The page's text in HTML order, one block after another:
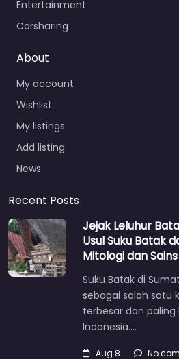
Entertainment
Carsharing
About
My account
Wishlist
My listings
Add listing
News
Recent Posts
Jejak Leluhur
Usul Suku Batak
Mitologi dan
Suku Batak di
sebagai salah satu
terbesar dan
Indonesia.…
Aug 8 No